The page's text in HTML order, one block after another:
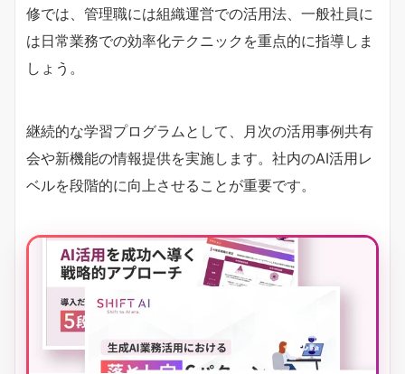
修では、管理職には組織運営での活用法、一般社員に
は日常業務での効率化テクニックを重点的に指導しま
しょう。
継続的な学習プログラムとして、月次の活用事例共有
会や新機能の情報提供を実施します。社内のAI活用レ
ベルを段階的に向上させることが重要です。